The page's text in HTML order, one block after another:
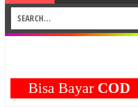
Bisa BayarCOD